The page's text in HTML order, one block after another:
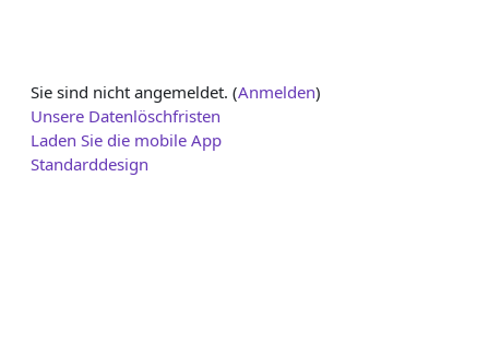
Sie sind nicht angemeldet. (Anmelden)
Unsere Datenlöschfristen
Laden Sie die mobile App
Standarddesign